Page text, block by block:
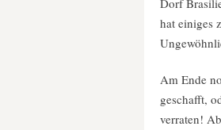
Dorf
hat einiges
Am Ende
geschafft,
verraten!